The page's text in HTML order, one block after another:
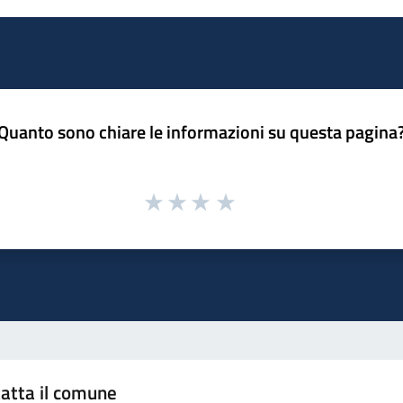
sono chiare le informazioni su questa
il comune